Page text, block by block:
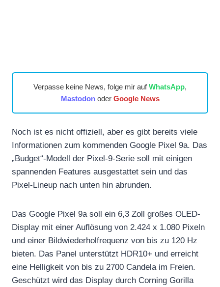
Verpasse keine News, folge mir aufWhatsApp,
Mastodonoder Google News
Noch ist es nicht offiziell, aber es gibt bereits viele
Informationen zum kommenden Google Pixel 9a. Das
„Budget“-Modell der Pixel-9-Serie soll mit einigen
spannenden Features ausgestattet sein und das
Pixel-Lineup nach unten hin abrunden.
Das Google Pixel 9a soll ein 6,3 Zoll großes OLED-
Display mit einer Auflösung von 2.424 x 1.080 Pixeln
und einer Bildwiederholfrequenz von bis zu 120 Hz
bieten. Das Panel unterstützt HDR10+ und erreicht
eine Helligkeit von bis zu 2700 Candela im Freien.
Geschützt wird das Display durch Corning Gorilla